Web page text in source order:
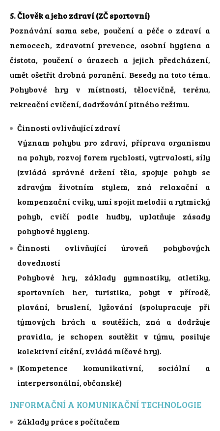
5. Člověk a jeho zdraví (ZČ sportovní)
Poznávání sama sebe, poučení a péče o zdraví a
nemocech, zdravotní prevence, osobní hygiena a
čistota, poučení o úrazech a jejich předcházení,
umět ošetřit drobná poranění. Besedy na toto téma.
Pohybové hry v místnosti, tělocvičně, terénu,
rekreační cvičení, dodržování pitného režimu.
Činnosti ovlivňující zdraví
Význam pohybu pro zdraví, příprava organismu
na pohyb, rozvoj forem rychlosti, vytrvalosti, síly
(zvládá správné držení těla, spojuje pohyb se
zdravým životním stylem, zná relaxační a
kompenzační cviky, umí spojit melodii a rytmický
pohyb, cvičí podle hudby, uplatňuje zásady
pohybové hygieny.
Činnosti ovlivňující úroveň pohybových
dovedností
Pohybové hry, základy gymnastiky, atletiky,
sportovních her, turistika, pobyt v přírodě,
plavání, bruslení, lyžování (spolupracuje při
týmových hrách a soutěžích, zná a dodržuje
pravidla, je schopen soutěžit v týmu, posiluje
kolektivní cítění, zvládá míčové hry).
(Kompetence komunikativní, sociální a
interpersonální, občanské)
INFORMAČNÍ A KOMUNIKAČNÍ TECHNOLOGIE
Základy práce s počítačem